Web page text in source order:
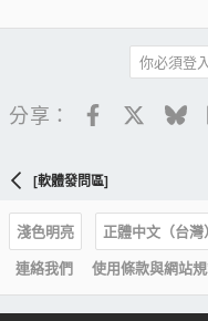
你必須登
分享： Facebook
[軟體發問區]
淺色明亮
正體中文（台灣）
連絡我們
使用條款與網站